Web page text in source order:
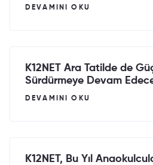
DEVAMINI OKU
K12NET Ara Tatilde de
Sürdürmeye Devam
DEVAMINI OKU
K12NET, Bu Yıl